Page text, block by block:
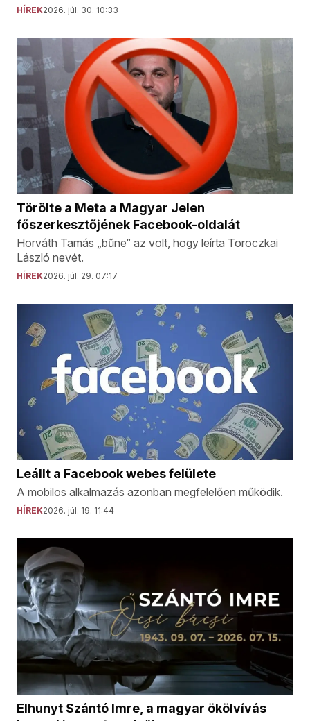
HÍREK2026. júl. 30. 10:33
Törölte a Meta a Magyar Jelen
főszerkesztőjének Facebook-oldalát
Horváth Tamás „bűne“ az volt, hogy leírta Toroczkai
László nevét.
HÍREK2026. júl. 29. 07:17
Leállt a Facebook webes felülete
A mobilos alkalmazás azonban megfelelően működik.
HÍREK2026. júl. 19. 11:44
Elhunyt Szántó Imre, a magyar ökölvívás